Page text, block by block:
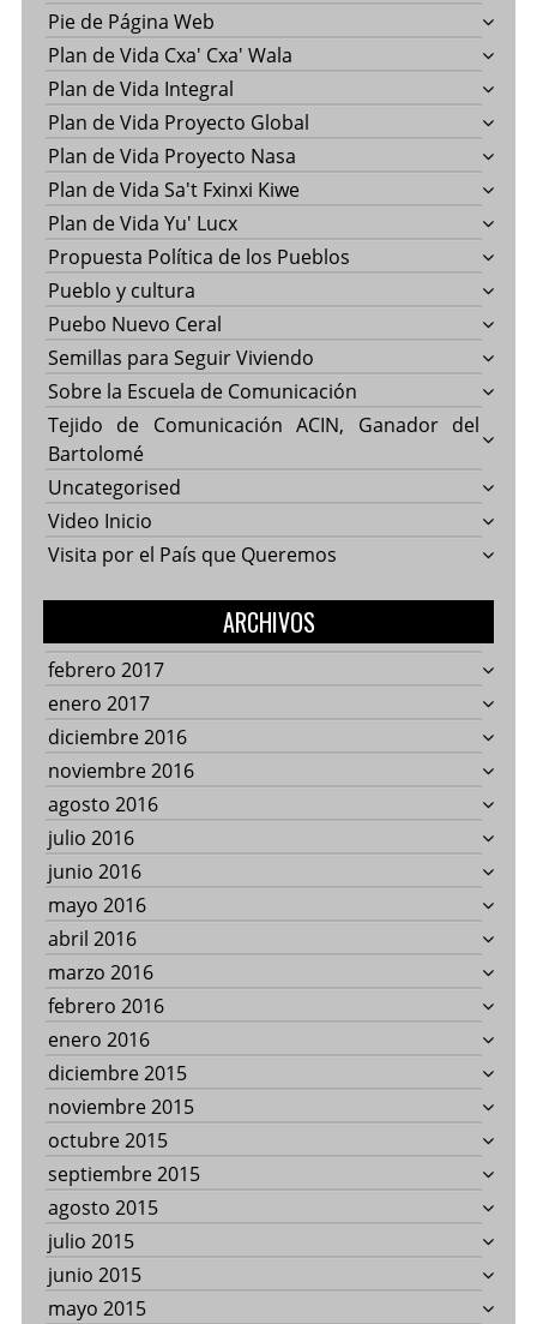
Pie de Página Web
Plan de Vida Cxa' Cxa' Wala
Plan de Vida Integral
Plan de Vida Proyecto Global
Plan de Vida Proyecto Nasa
Plan de Vida Sa't Fxinxi Kiwe
Plan de Vida Yu' Lucx
Propuesta Política de los Pueblos
Pueblo y cultura
Puebo Nuevo Ceral
Semillas para Seguir Viviendo
Sobre la Escuela de Comunicación
Tejido de Comunicación ACIN, Ganador del
Bartolomé
Uncategorised
Video Inicio
Visita por el País que Queremos
ARCHIVOS
febrero 2017
enero 2017
diciembre 2016
noviembre 2016
agosto 2016
julio 2016
junio 2016
mayo 2016
abril 2016
marzo 2016
febrero 2016
enero 2016
diciembre 2015
noviembre 2015
octubre 2015
septiembre 2015
agosto 2015
julio 2015
junio 2015
mayo 2015